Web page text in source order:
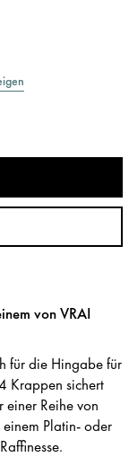
von VRAI
für die Hingabe für
Krappen sichert
einer Reihe von
Platin- oder